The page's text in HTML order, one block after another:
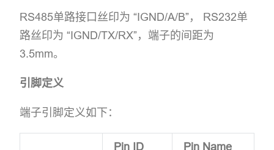
RS485单路接口丝印为 “IGND/A/B”， RS232单
路丝印为 “IGND/TX/RX”，端子的间距为
3.5mm。
引脚定义
端子引脚定义如下：
Pin ID Pin Name